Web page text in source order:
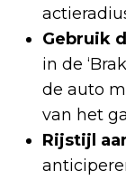
Gebruik
in de
de auto
van het
Rijstijl